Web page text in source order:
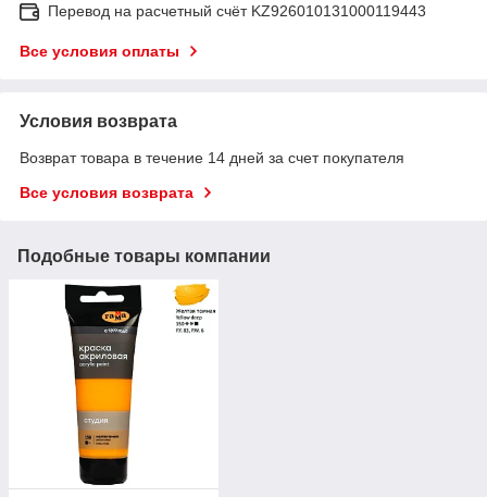
Перевод на расчетный счёт KZ926010131000119443
Все условия оплаты
Условия возврата
Возврат товара в течение 14 дней за счет покупателя
Все условия возврата
Подобные товары компании